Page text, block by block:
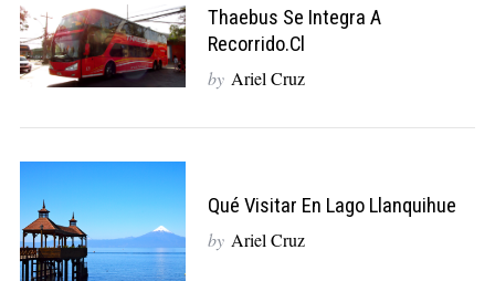
Thaebus Se Integra A
Recorrido.cl
by Ariel Cruz
Qué Visitar En Lago Llanquihue
by Ariel Cruz